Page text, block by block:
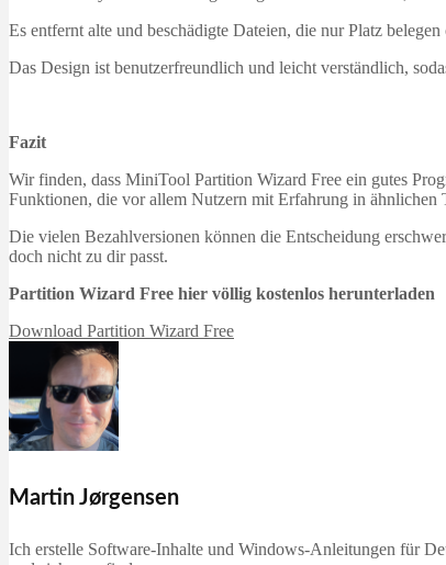
Es entfernt alte und beschädigte Dateien, die nur Platz
Das Design ist benutzerfreundlich und leicht verständlich,
Fazit
Wir finden, dass MiniTool Partition Wizard Free ein gutes
Funktionen, die vor allem Nutzern mit Erfahrung in ähnlichen
Die vielen Bezahlversionen können die Entscheidung
doch nicht zu dir passt.
Partition Wizard Free hier völlig kostenlos herunterladen
Download Partition Wizard Free
Martin Jørgensen
Ich erstelle Software-Inhalte und Windows-Anleitungen für